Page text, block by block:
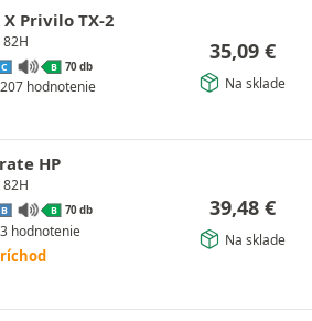
Privilo TX-2
C B 70 db
207 hodnotenie
35,09 €
Na sklade
HP
B B 70 db
3 hodnotenie
39,48 €
Na sklade